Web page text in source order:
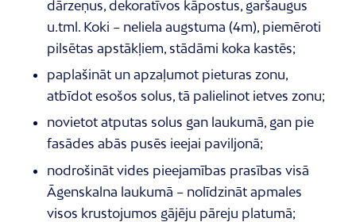
dārzeņus, dekoratīvos kāpostus, garšaugus
u.tml. Koki – neliela augstuma (4m), piemēroti
pilsētas apstākļiem, stādāmi koka kastēs;
paplašināt un apzaļumot pieturas zonu,
atbīdot esošos solus, tā palielinot ietves zonu;
novietot atputas solus gan laukumā, gan pie
fasādes abās pusēs ieejai paviljonā;
nodrošināt vides pieejamības prasības visā
Āgenskalna laukumā – nolīdzināt apmales
visos krustojumos gājēju pāreju platumā;